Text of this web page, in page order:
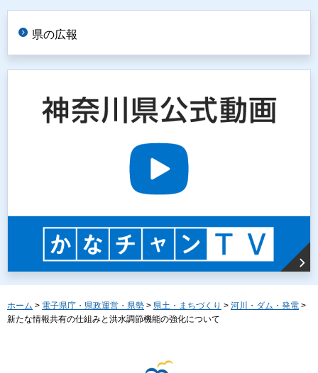
県の広報
ホーム > 電子県庁・県政運営・県勢 > 県土・まちづくり > 河川・ダム・発電 >
新たな情報共有の仕組みと洪水調節機能の強化について